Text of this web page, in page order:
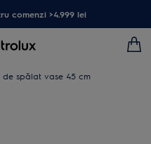
comenzi >4.999 lei
de spălat vase 45 cm